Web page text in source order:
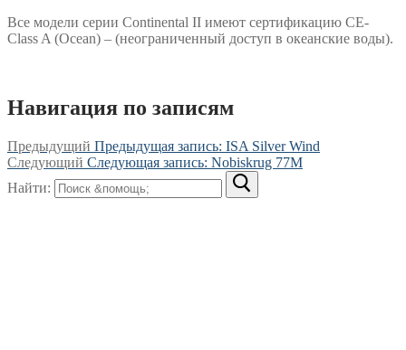
Все модели серии Continental II имеют сертификацию CE-
Class A (Ocean) – (неограниченный доступ в океанские воды).
Навигация по записям
Предыдущий Предыдущая запись: ISA Silver Wind
Следующий Следующая запись: Nobiskrug 77M
Найти: